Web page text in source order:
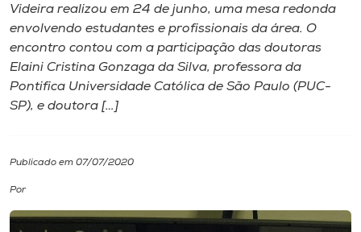
Internacionalização
I.nova
Diplomados
Videira realizou em 24 de junho, uma mesa redonda
envolvendo estudantes e profissionais da área. O
encontro contou com a participação das doutoras
Elaini Cristina Gonzaga da Silva, professora da
Pontifica Universidade Católica de São Paulo (PUC-
SP), e doutora […]
Publicado em 07/07/2020
Por